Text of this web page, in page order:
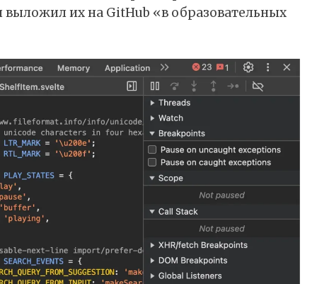
выложилих на GitHub «в образовательных